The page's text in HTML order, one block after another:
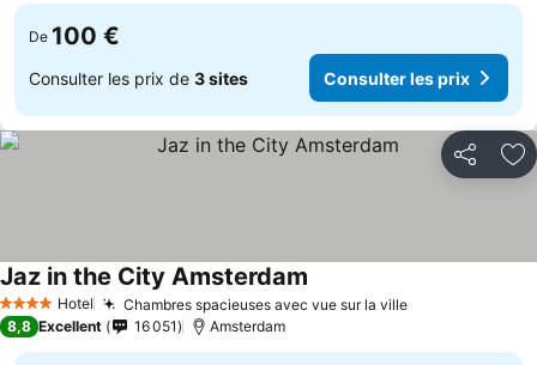
De 100 €
Consulter les prix de 3 sites Consulter les prix
Partager
4 Étoiles Hotel Chambres spacieuses avec vue sur la ville
Jaz in the City Amsterdam
8,8 Excellent 16 051 Amsterdam